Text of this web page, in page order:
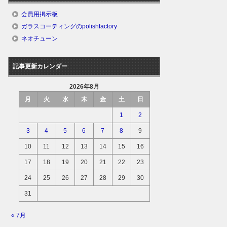
会員用掲示板
ガラスコーティングのpolishfactory
ネオチューン
記事更新カレンダー
2026年8月
月
火 水 木 金 土 日
1 2
3 4 5 6 7 8 9
10 11 12 13 14 15 16
17 18 19 20 21 22 23
24 25 26 27 28 29 30
31
« 7月